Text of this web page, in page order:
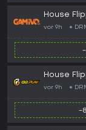
House
vor 9h
House
vor 9h
-